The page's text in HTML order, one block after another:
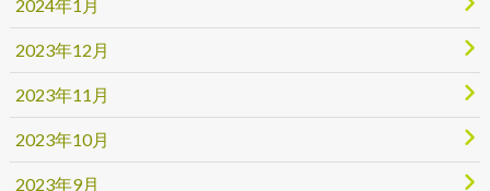
2024年1月
2023年12月
2023年11月
2023年10月
2023年9月